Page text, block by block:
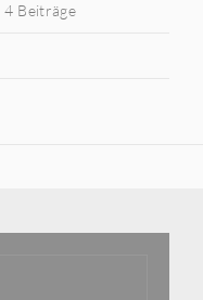
4 Beiträge